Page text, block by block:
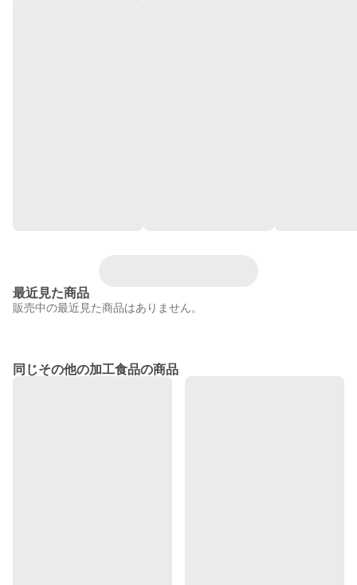
最近見た商品
販売中の最近見た商品はありません。
同じその他の加工食品の商品